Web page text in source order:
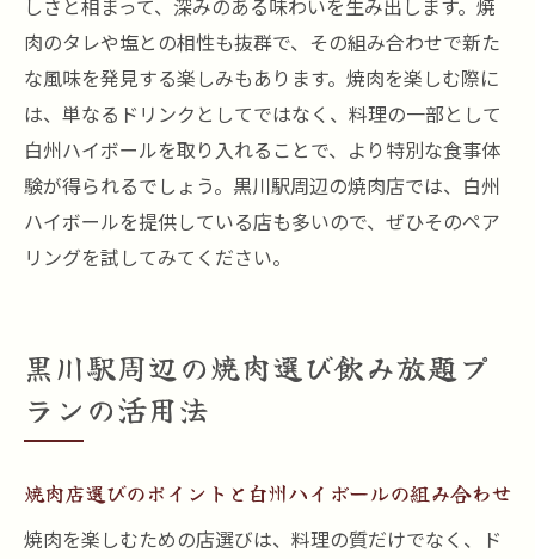
しさと相まって、深みのある味わいを生み出します。焼
肉のタレや塩との相性も抜群で、その組み合わせで新た
な風味を発見する楽しみもあります。焼肉を楽しむ際に
は、単なるドリンクとしてではなく、料理の一部として
白州ハイボールを取り入れることで、より特別な食事体
験が得られるでしょう。黒川駅周辺の焼肉店では、白州
ハイボールを提供している店も多いので、ぜひそのペア
リングを試してみてください。
黒川駅周辺の焼肉選び飲み放題プ
ランの活用法
焼肉店選びのポイントと白州ハイボールの組み合わせ
焼肉を楽しむための店選びは、料理の質だけでなく、ド